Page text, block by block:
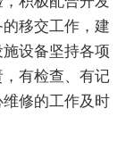
移交工作，建
设备坚持各项
有检查、有记
修的工作及时